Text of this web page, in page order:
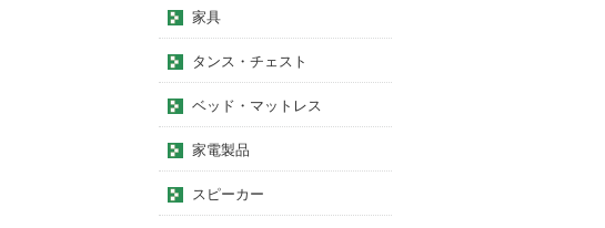
家具
タンス・チェスト
ベッド・マットレス
家電製品
スピーカー